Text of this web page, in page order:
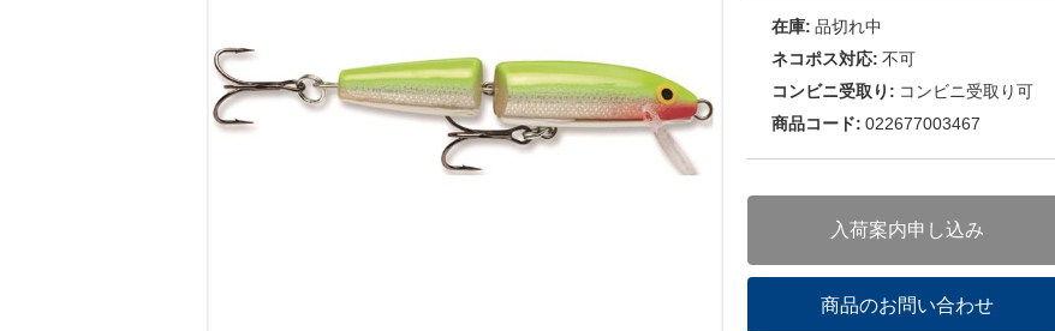
在庫: 品切れ中
ネコポス対応: 不可
コンビニ受取り: コンビニ受取り可
商品コード: 022677003467
入荷案内申し込み
商品のお問い合わせ